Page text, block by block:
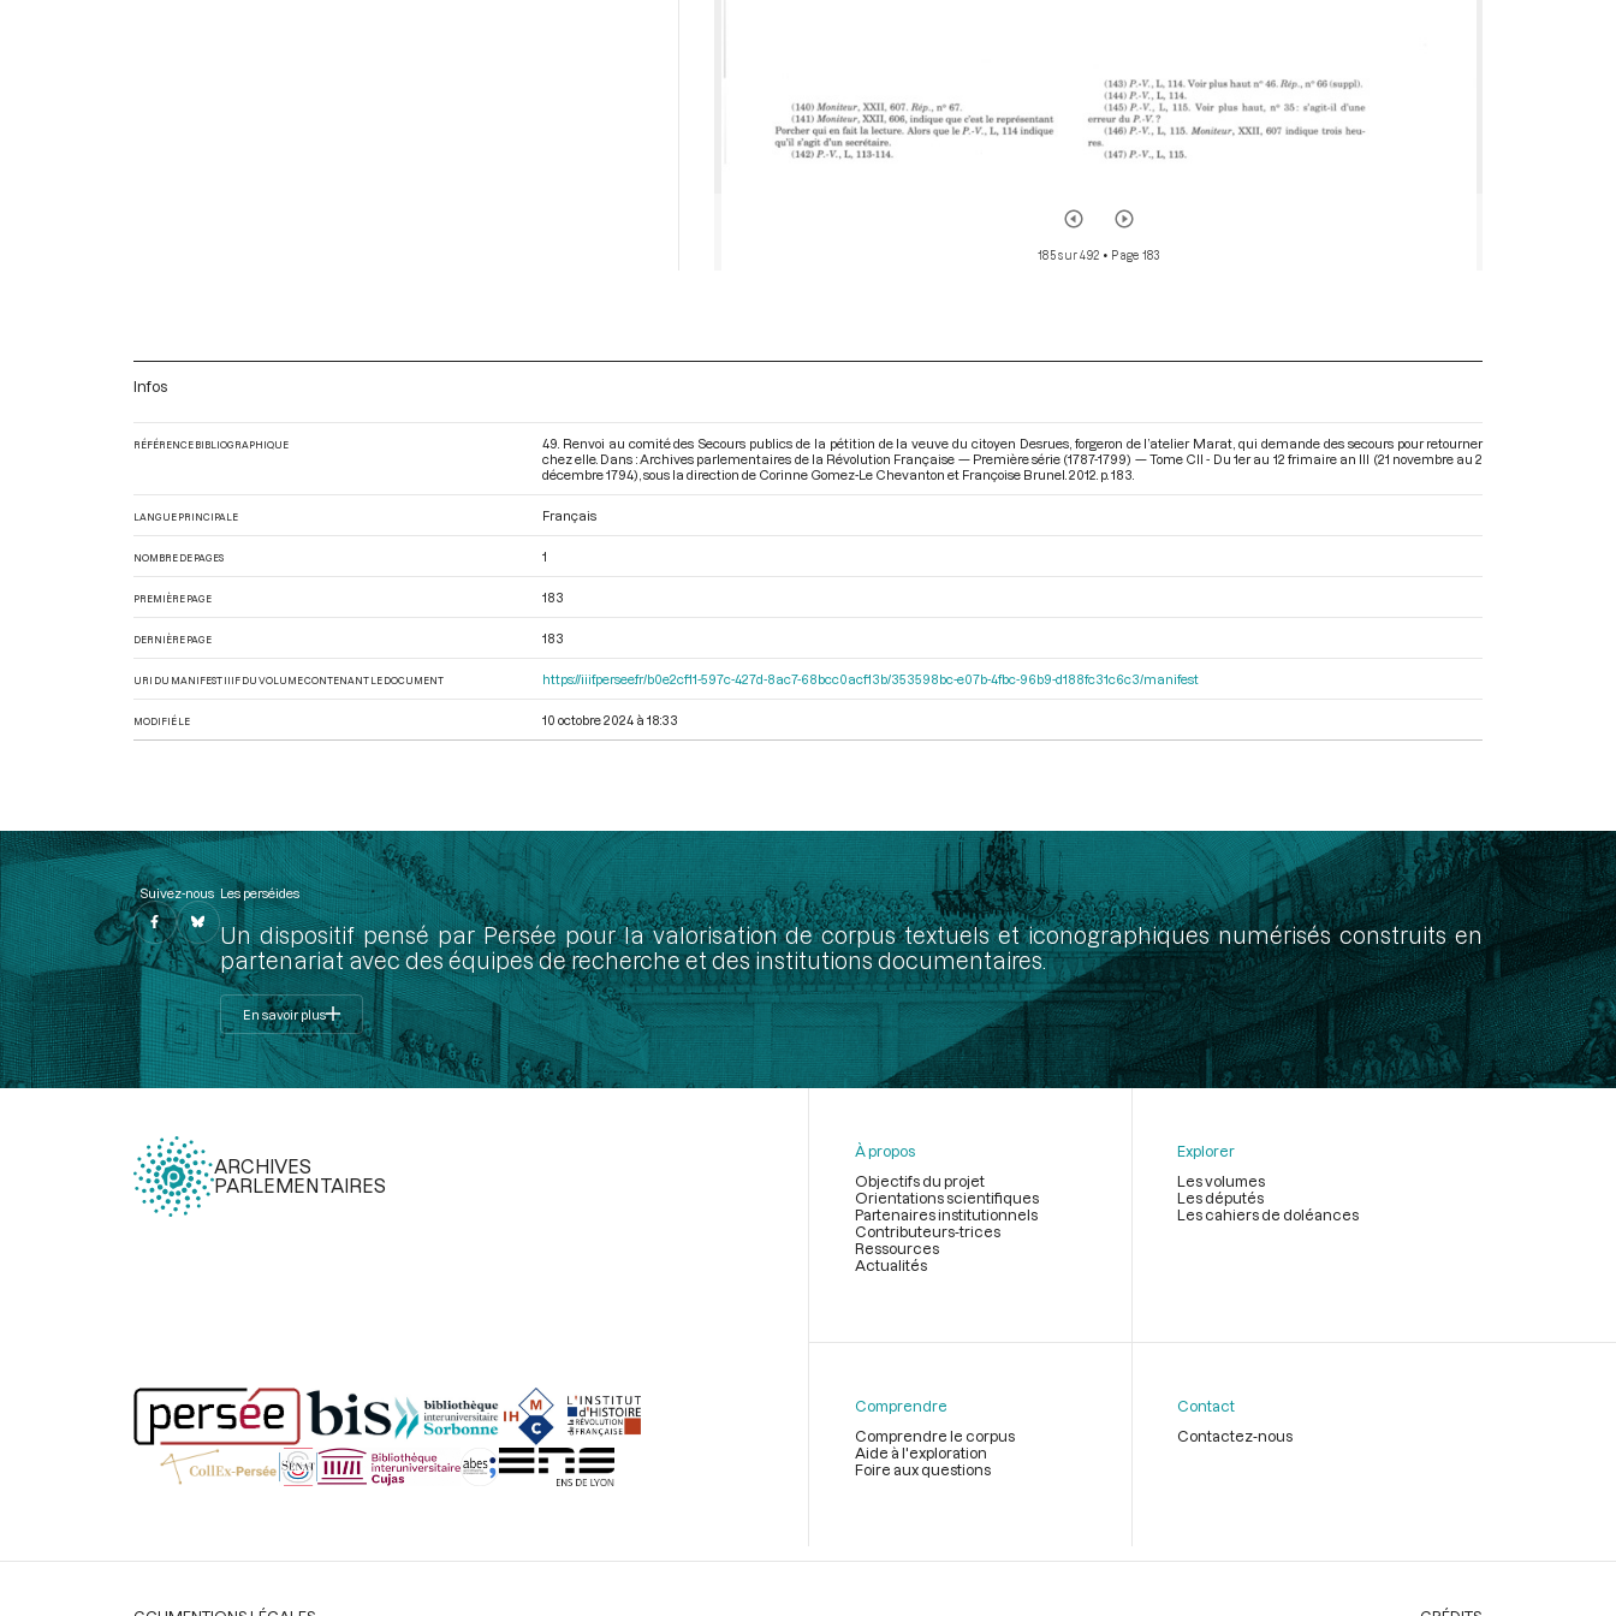
185 sur 492 • Page 183
Infos
RÉFÉRENCE BIBLIOGRAPHIQUE
49. Renvoi au comité des Secours publics de la pétition de la veuve du citoyen Desrues, forgeron de l’atelier Marat, qui demande des secours pour retourner
chez elle. Dans : Archives parlementaires de la Révolution Française — Première série (1787-1799) — Tome CII - Du 1er au 12 frimaire an III (21 novembre au 2
décembre 1794) , sous la direction de Corinne Gomez-Le Chevanton et Françoise Brunel. 2012. p. 183.
LANGUE PRINCIPALE Français
NOMBRE DE PAGES 1
PREMIÈRE PAGE 183
DERNIÈRE PAGE 183
URI DU MANIFEST IIIF DU VOLUME CONTENANT LE DOCUMENT https://iiif.persee.fr/b0e2cf11-597c-427d-8ac7-68bcc0acf13b/353598bc-e07b-4fbc-96b9-d188fc31c6c3/manifest
MODIFIÉ LE 10 octobre 2024 à 18:33
Suivez-nous Les perséides
Un dispositif pensé par Persée pour la valorisation de corpus textuels et iconographiques numérisés construits en
partenariat avec des équipes de recherche et des institutions documentaires.
En savoir plus
ARCHIVES
PARLEMENTAIRES
page
À propos
Objectifs du projet
Orientations scientifiques
Partenaires institutionnels
Contributeurs-trices
Ressources
Actualités
Explorer
Les volumes
Les députés
Les cahiers de doléances
Comprendre
Comprendre le corpus
Aide à l'exploration
Foire aux questions
Contact
Contactez-nous
Légal